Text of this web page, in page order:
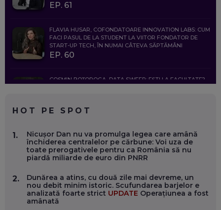
EP. 61
FLAVIA HUSAR, COFONDATOARE INNOVATION LABS: CUM
FACI PASUL DE LA STUDENT LA VIITOR FONDATOR DE
START-UP TECH, ÎN NUMAI CÂTEVA SĂPTĂMÂNI
EP. 60
COSMIN BOȚOROGA, DATA SWEEP: EȘTI LA FACULTATE?
FOLOSEȘTI TEHNOLOGIA CA SĂ FII MAI BUN LA JOB. ȘI CUM
SE VA SCHIMBA MUNCA, ÎN URMĂTORII ANI
EP. 58
MARIUS PAȘCULEA, COFONDATOR AL KULTH: CUM
FOLOSEȘTI TEHNOLOGIA CA SĂ ÎȚI DESCHIZI DRUMUL
CĂTRE ARTĂ, LA NIVEL GLOBAL
EP. 57
HOT PE SPOT
1.
Nicușor Dan nu va promulga legea care amână
închiderea centralelor pe cărbune: Voi uza de
toate prerogativele pentru ca România să nu
piardă miliarde de euro din PNRR
2.
Dunărea a atins, cu două zile mai devreme, un
nou debit minim istoric. Scufundarea barjelor e
analizată foarte strict UPDATE Operațiunea a fost
amânată